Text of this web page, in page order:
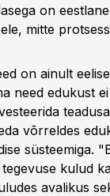
on
mitte
on ainult
need edukust
võrreldes
süsteemiga.
kulud
avalikus